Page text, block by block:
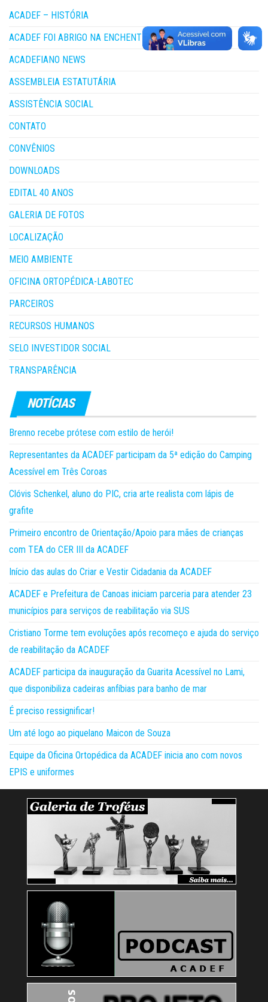
ACADEF – HISTÓRIA
ACADEF FOI ABRIGO NA ENCHENTE
ACADEFIANO NEWS
ASSEMBLEIA ESTATUTÁRIA
ASSISTÊNCIA SOCIAL
CONTATO
CONVÊNIOS
DOWNLOADS
EDITAL 40 ANOS
GALERIA DE FOTOS
LOCALIZAÇÃO
MEIO AMBIENTE
OFICINA ORTOPÉDICA-LABOTEC
PARCEIROS
RECURSOS HUMANOS
SELO INVESTIDOR SOCIAL
TRANSPARÊNCIA
Brenno recebe prótese com estilo de herói!
Representantes da ACADEF participam da 5ª edição do Camping
Acessível em Três Coroas
Clóvis Schenkel, aluno do PIC, cria arte realista com lápis de
grafite
Primeiro encontro de Orientação/Apoio para mães de crianças
com TEA do CER III da ACADEF
Início das aulas do Criar e Vestir Cidadania da ACADEF
ACADEF e Prefeitura de Canoas iniciam parceria para atender 23
municípios para serviços de reabilitação via SUS
Cristiano Torme tem evoluções após recomeço e ajuda do serviço
de reabilitação da ACADEF
ACADEF participa da inauguração da Guarita Acessível no Lami,
que disponibiliza cadeiras anfíbias para banho de mar
É preciso ressignificar!
Um até logo ao piquelano Maicon de Souza
Equipe da Oficina Ortopédica da ACADEF inicia ano com novos
EPIS e uniformes